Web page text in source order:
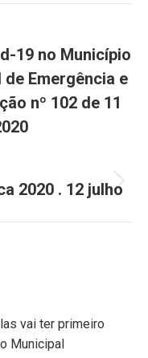
19 no Município
Emergência e
nº 102 de 11
2020 . 12 julho
vai ter primeiro
Municipal